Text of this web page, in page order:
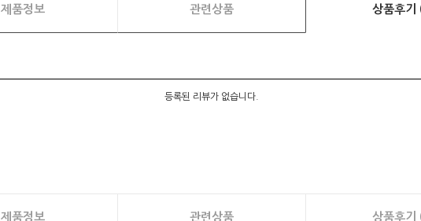
제품정보 관련상품 상품후기
등록된 리뷰가 없습니다.
제품정보 관련상품 상품후기